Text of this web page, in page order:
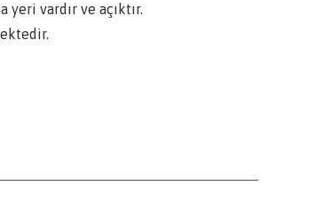
yeri vardır ve açıktır.